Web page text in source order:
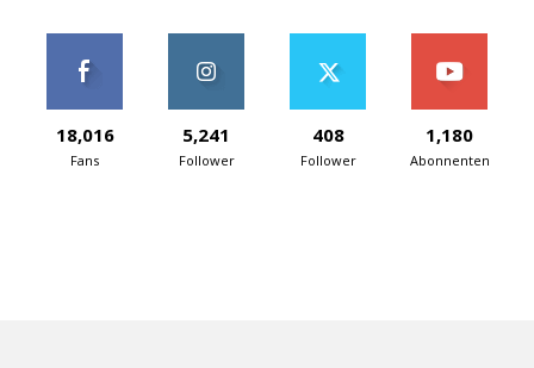
18,016
Fans
5,241
Follower
408
Follower
1,180
Abonnenten